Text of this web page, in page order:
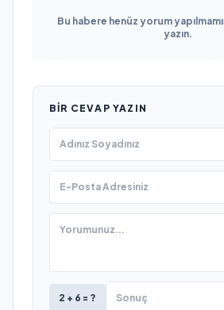
Bu habere henüz yorum
yazın.
BIR CEVAP YAZIN
2 + 6 = ?